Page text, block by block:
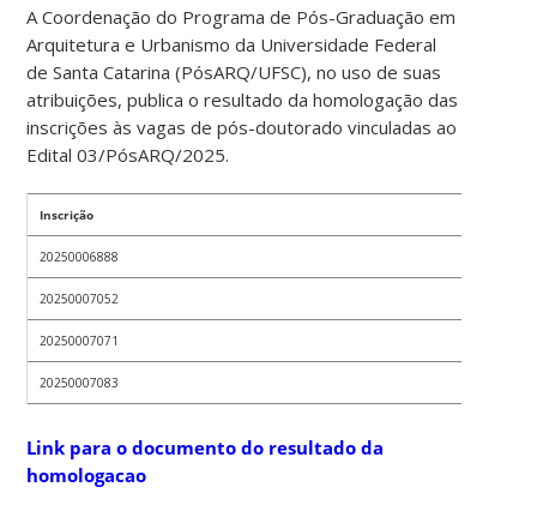
A Coordenação do Programa de Pós-Graduação em
Arquitetura e Urbanismo da Universidade Federal
de Santa Catarina (PósARQ/UFSC), no uso de suas
atribuições, publica o resultado da homologação das
inscrições às vagas de pós-doutorado vinculadas ao
Edital 03/PósARQ/2025.
Inscrição
20250006888
20250007052
20250007071
20250007083
Link para o documento do resultado da
homologacao